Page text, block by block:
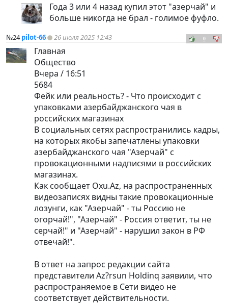
Года 3 или 4 назад купил этот "азерчай" и
больше никогда не брал - голимое фуфло.
№24pilot-66 26 июля 2025 12:43 0
Главная
Общество
Вчера / 16:51
5684
Фейк или реальность? - Что происходит с
упаковками азербайджанского чая в
российских магазинах
В социальных сетях распространились кадры,
на которых якобы запечатлены упаковки
азербайджанского чая "Азерчай" с
провокационными надписями в российских
магазинах.
Как сообщает Oxu.Az, на распространенных
видеозаписях видны такие провокационные
лозунги, как "Азерчай" - ты Россию не
огорчай!", "Азерчай" - Россия ответит, ты не
серчай!" и "Азерчай" - нарушил закон в РФ
отвечай!".
В ответ на запрос редакции сайта
представители Az?rsun Holdinq заявили, что
распространяемое в Сети видео не
соответствует действительности.